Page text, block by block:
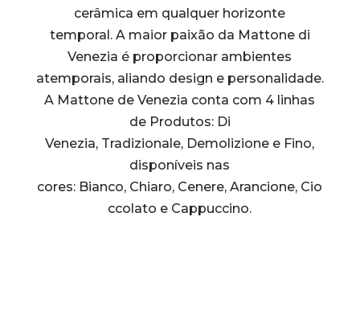
cerâmica em qualquer horizonte
temporal. A maior paixão da Mattone di
Venezia é proporcionar ambientes
atemporais, aliando design e personalidade.
A Mattone de Venezia conta com 4 linhas
de Produtos: Di
Venezia, Tradizionale, Demolizione e Fino,
disponíveis nas
cores: Bianco, Chiaro, Cenere,Arancione, Cio
ccolato e Cappuccino.